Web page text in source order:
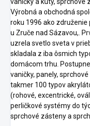
Výrobná a obchodná
roku 1996 ako združenie
u Zruče nad Sázavou,.
uzrela svetlo sveta v
skladala z iba ôsmich
domácom trhu.
vaničky, panely,
takmer 100 typov
(rohové, excentrické,
perličkové systémy do
sprchové zásteny a